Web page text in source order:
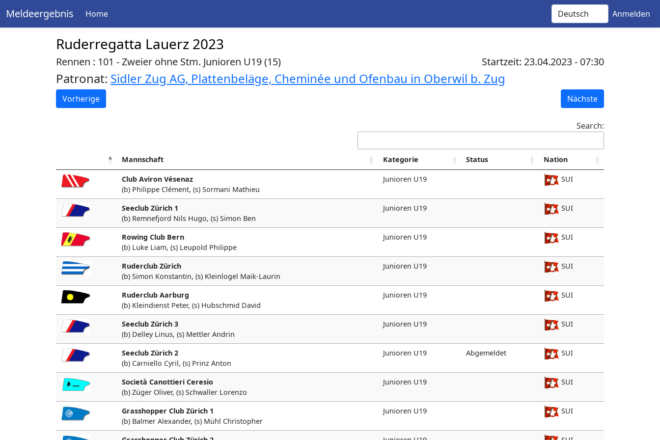
Meldeergebnis Home Anmelden
Ruderregatta Lauerz 2023
Rennen : 101 - Zweier ohne Stm. Junioren U19 (15) Startzeit: 23.04.2023 - 07:30
Patronat: Sidler Zug AG, Plattenbeläge, Cheminée und Ofenbau in Oberwil b. Zug
Vorherige Nächste
Search:
Mannschaft Kategorie Status Nation
Club Aviron Vésenaz
(b) Philippe Clément, (s) Sormani Mathieu
Junioren U19 SUI
Seeclub Zürich 1
(b) Remnefjord Nils Hugo, (s) Simon Ben
Junioren U19 SUI
Rowing Club Bern
(b) Luke Liam, (s) Leupold Philippe
Junioren U19 SUI
Ruderclub Zürich
(b) Simon Konstantin, (s) Kleinlogel Maik-Laurin
Junioren U19 SUI
Ruderclub Aarburg
(b) Kleindienst Peter, (s) Hubschmid David
Junioren U19 SUI
Seeclub Zürich 3
(b) Delley Linus, (s) Mettler Andrin
Junioren U19 SUI
Seeclub Zürich 2
(b) Carniello Cyril, (s) Prinz Anton
Junioren U19 Abgemeldet SUI
Società Canottieri Ceresio
(b) Züger Oliver, (s) Schwaller Lorenzo
Junioren U19 SUI
Grasshopper Club Zürich 1
(b) Balmer Alexander, (s) Mühl Christopher
Junioren U19 SUI